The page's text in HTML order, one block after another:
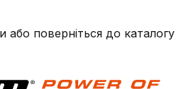
або поверніться до каталогу